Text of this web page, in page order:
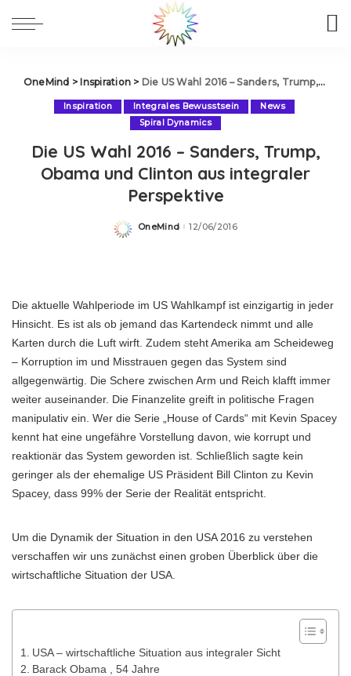
OneMind > Inspiration > Die US Wahl 2016 – Sanders, Trump, Obama und Clinton aus integraler Perspektive
Inspiration Integrales Bewusstsein
News
Spiral Dynamics
Die US Wahl 2016 – Sanders, Trump,
Obama und Clinton aus integraler
Perspektive
Posted
OneMind 12/06/2016
Die aktuelle Wahlperiode im US Wahlkampf ist einzigartig in jeder
Hinsicht. Es ist als ob jemand das Kartendeck nimmt und alle
Karten durch die Luft wirft. Zudem steht Amerika am Scheideweg
– Korruption im und Misstrauen gegen das System sind
allgegenwärtig. Die Schere zwischen Arm und Reich klafft immer
weiter auseinander. Die Finanzelite greift in politische Fragen
manipulativ ein. Wer die Serie „House of Cards“ mit Kevin Spacey
kennt hat eine ungefähre Vorstellung davon, wie korrupt und
reaktionär das System geworden ist. Schließlich sagte kein
geringer als der ehemalige US Präsident Bill Clinton zu Kevin
Spacey, dass 99% der Serie der Realität entspricht.
Um die Dynamik der Situation in den USA 2016 zu verstehen
verschaffen wir uns zunächst einen groben Überblick über die
wirtschaftliche Situation der USA.
USA – wirtschaftliche Situation aus integraler Sicht
Barack Obama , 54 Jahre